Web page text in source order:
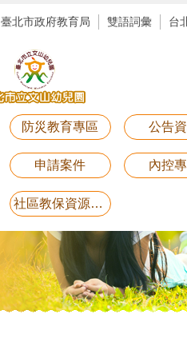
臺北市政府教育局 雙語詞彙 台
防災教育專區 公告
申請案件 內控
社區教保資源中心